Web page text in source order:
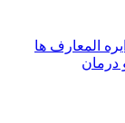
المعارف ها
درمان